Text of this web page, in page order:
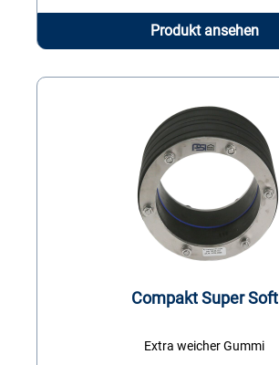
Produkt ansehen
Compakt Super Soft
Extra weicher Gummi